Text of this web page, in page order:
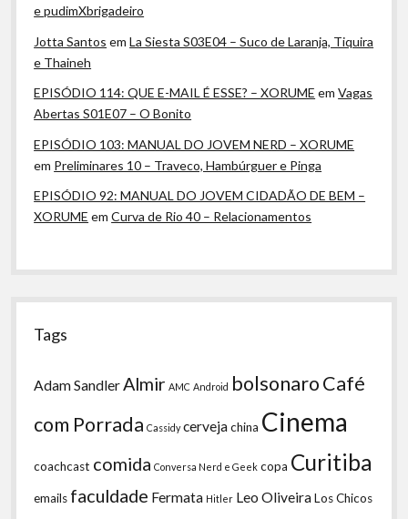
e pudimXbrigadeiro
Jotta Santos emLa Siesta S03E04 – Suco de Laranja, Tiquira
e Thaineh
EPISÓDIO 114: QUE E-MAIL É ESSE? – XORUME emVagas
Abertas S01E07 – O Bonito
EPISÓDIO 103: MANUAL DO JOVEM NERD – XORUME
em Preliminares 10 – Traveco, Hambúrguer e Pinga
EPISÓDIO 92: MANUAL DO JOVEM CIDADÃO DE BEM –
XORUME emCurva de Rio 40 – Relacionamentos
Tags
Adam Sandler Almir AMC Android bolsonaroCafé
com Porrada Cassidy cervejachina Cinema
coachcast comida Conversa Nerd e Geek copa Curitiba
emails faculdade Fermata Hitler Leo OliveiraLos Chicos